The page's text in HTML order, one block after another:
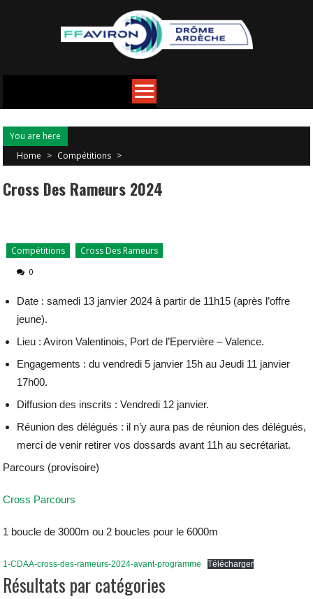
You are here
Home > Compétitions >
Cross Des Rameurs 2024
Compétitions Cross Des Rameurs
0
Date : samedi 13 janvier 2024 à partir de 11h15 (après l’offre
jeune).
Lieu : Aviron Valentinois, Port de l’Epervière – Valence.
Engagements : du vendredi 5 janvier 15h au Jeudi 11 janvier
17h00.
Diffusion des inscrits : Vendredi 12 janvier.
Réunion des délégués : il n’y aura pas de réunion des délégués,
merci de venir retirer vos dossards avant 11h au secrétariat.
Parcours (provisoire)
Cross Parcours
1 boucle de 3000m ou 2 boucles pour le 6000m
1-CDAA-cross-des-rameurs-2024-avant-programme Télécharger
Résultats par catégories